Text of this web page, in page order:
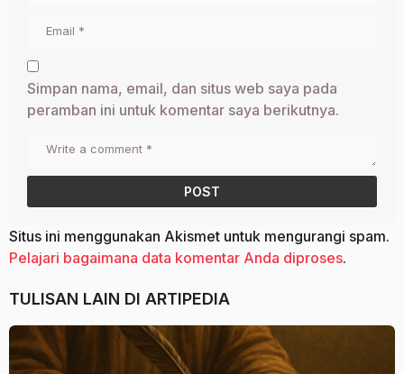
Simpan nama, email, dan situs web saya pada
peramban ini untuk komentar saya berikutnya.
Situs ini menggunakan Akismet untuk mengurangi spam.
Pelajari bagaimana data komentar Anda diproses.
TULISAN LAIN DI ARTIPEDIA